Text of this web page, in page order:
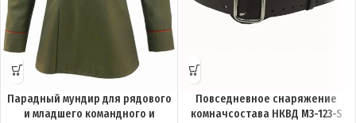
Парадный мундир для рядового
и младшего командного и
Повседневное снаряжение
комначсостава НКВД M3-123-S